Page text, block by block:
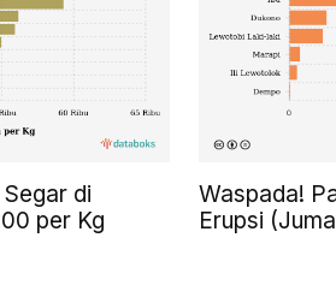
di
per Kg
Waspada!
Erupsi